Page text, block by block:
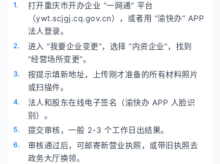
打开重庆市开办企业 “一网通” 平台
（ywt.scjgj.cq.gov.cn），或者用 “渝快办” APP
法人登录。
进入 “我要企业变更”，选择 “内资企业”，找到
“经营场所变更”。
按提示填新地址，上传刚才准备的所有材料照片
或扫描件。
法人和股东在线电子签名（渝快办 APP 人脸识
别）。
提交审核，一般 2-3 个工作日出结果。
审核通过后，可邮寄新营业执照，或带旧执照去
政务大厅换领。